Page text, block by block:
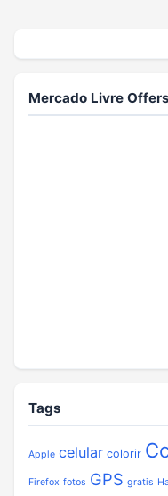
Mercado Livre
Tags
Apple celular colorir
Firefox fotos GPS gratis